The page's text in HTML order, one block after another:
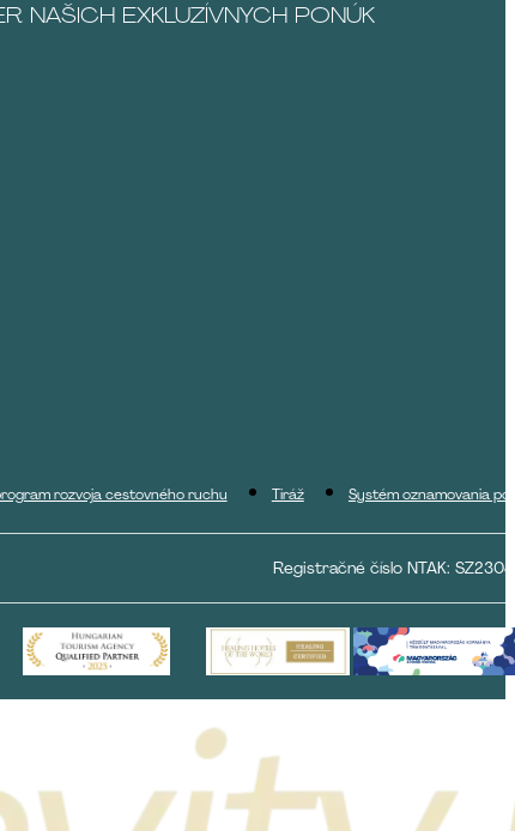
NAŠICH EXKLUZÍVNYCH PONÚK
rozvoja cestovného ruchu Tiráž Systém oznamovania
Registračné číslo NTAK: